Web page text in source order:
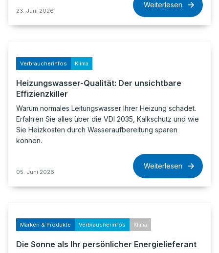
23. Juni 2026
Weiterlesen
Verbraucherinfos Klima
Heizungswasser-Qualität: Der unsichtbare
Effizienzkiller
Warum normales Leitungswasser Ihrer Heizung schadet.
Erfahren Sie alles über die VDI 2035, Kalkschutz und wie
Sie Heizkosten durch Wasseraufbereitung sparen
können.
05. Juni 2026
Weiterlesen
Marken & Produkte Verbraucherinfos Klima
Die Sonne als Ihr persönlicher Energielieferant